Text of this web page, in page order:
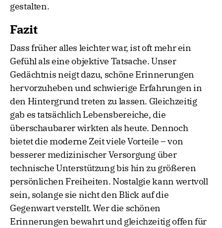
gestalten.
Fazit
Dass früher alles leichter war, ist oft mehr ein
Gefühl als eine objektive Tatsache. Unser
Gedächtnis neigt dazu, schöne Erinnerungen
hervorzuheben und schwierige Erfahrungen in
den Hintergrund treten zu lassen. Gleichzeitig
gab es tatsächlich Lebensbereiche, die
überschaubarer wirkten als heute. Dennoch
bietet die moderne Zeit viele Vorteile – von
besserer medizinischer Versorgung über
technische Unterstützung bis hin zu größeren
persönlichen Freiheiten. Nostalgie kann wertvoll
sein, solange sie nicht den Blick auf die
Gegenwart verstellt. Wer die schönen
Erinnerungen bewahrt und gleichzeitig offen für